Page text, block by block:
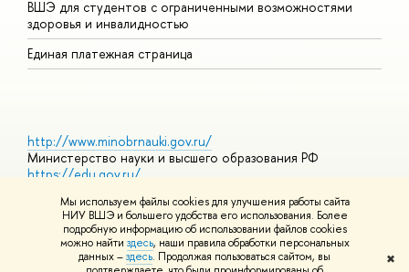
Мы используем файлы cookies для улучшения работы сайта
НИУ ВШЭ и большего удобства его использования. Более
подробную информацию об использовании файлов cookies
можно найти здесь, наши правила обработки персональных
данных –здесь. Продолжая пользоваться сайтом, вы
✖
ВШЭ для студентов с ограниченными возможностями
здоровья и инвалидностью
Единая платежная страница
http://www.minobrnauki.gov.ru/
Министерство науки и высшего образования РФ
https://edu.gov.ru/
https://elearning.hse.ru/mooc
Массовые открытые онлайн-курсы